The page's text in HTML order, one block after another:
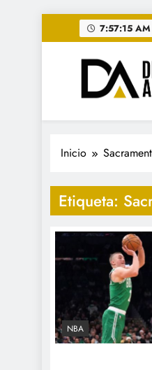
al
contenido
7:57:16 AM
•
Inicio
Etiqueta:
NBA